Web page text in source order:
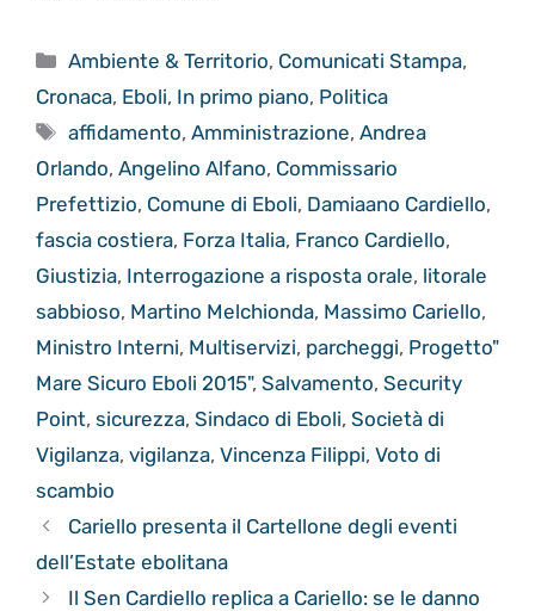
Categorie
Ambiente & Territorio, Comunicati Stampa,
Cronaca, Eboli, In primo piano, Politica
Tag
affidamento,Amministrazione,Andrea
Orlando, Angelino Alfano, Commissario
Prefettizio, Comune di Eboli, Damiaano Cardiello,
fascia costiera, Forza Italia, Franco Cardiello,
Giustizia, Interrogazione a risposta orale, litorale
sabbioso, Martino Melchionda, Massimo Cariello,
Ministro Interni, Multiservizi, parcheggi, Progetto"
Mare Sicuro Eboli 2015", Salvamento, Security
Point, sicurezza, Sindaco di Eboli, Società di
Vigilanza, vigilanza, Vincenza Filippi, Voto di
scambio
Cariello presenta il Cartellone degli eventi
dell’Estate ebolitana
Il Sen Cardiello replica a Cariello: se le danno